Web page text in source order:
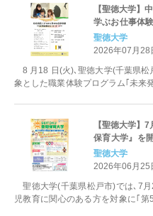
【聖徳大学】
学ぶお仕事体
の魅力を次世
聖徳大学
2026年07月28
8 月18 日(火)､聖徳大学(千葉県松
象とした職業体験プログラム｢未来
【聖徳大学】
保育大学』を
を指導してい
にこ！保育の
聖徳大学
2026年06月25
聖徳大学(千葉県松戸市)では､7
児教育に関心のある方を対象に｢